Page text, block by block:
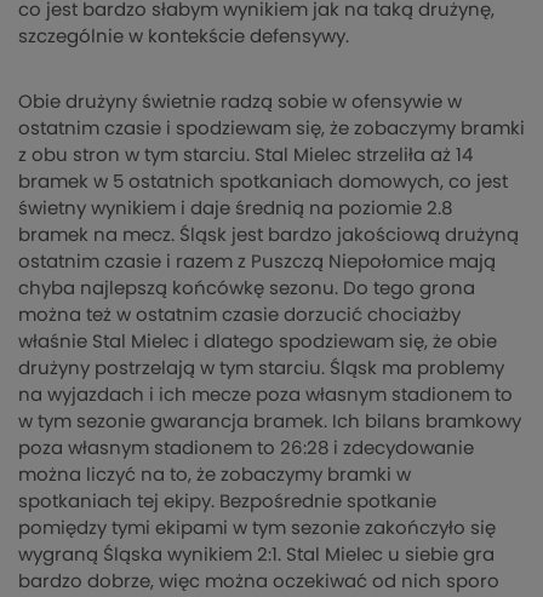
co jest bardzo słabym wynikiem jak na taką drużynę,
szczególnie w kontekście defensywy.
Obie drużyny świetnie radzą sobie w ofensywie w
ostatnim czasie i spodziewam się, że zobaczymy bramki
z obu stron w tym starciu. Stal Mielec strzeliła aż 14
bramek w 5 ostatnich spotkaniach domowych, co jest
świetny wynikiem i daje średnią na poziomie 2.8
bramek na mecz. Śląsk jest bardzo jakościową drużyną
ostatnim czasie i razem z Puszczą Niepołomice mają
chyba najlepszą końcówkę sezonu. Do tego grona
można też w ostatnim czasie dorzucić chociażby
właśnie Stal Mielec i dlatego spodziewam się, że obie
drużyny postrzelają w tym starciu. Śląsk ma problemy
na wyjazdach i ich mecze poza własnym stadionem to
w tym sezonie gwarancja bramek. Ich bilans bramkowy
poza własnym stadionem to 26:28 i zdecydowanie
można liczyć na to, że zobaczymy bramki w
spotkaniach tej ekipy. Bezpośrednie spotkanie
pomiędzy tymi ekipami w tym sezonie zakończyło się
wygraną Śląska wynikiem 2:1. Stal Mielec u siebie gra
bardzo dobrze, więc można oczekiwać od nich sporo